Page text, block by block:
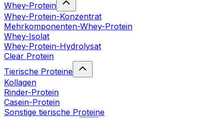
Whey-Protein
Whey-Protein-Konzentrat
Mehrkomponenten-Whey-Protein
Whey-Isolat
Whey-Protein-Hydrolysat
Clear Protein
Tierische Proteine
Kollagen
Rinder-Protein
Casein-Protein
Sonstige tierische Proteine